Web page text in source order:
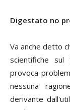
Digestato no
Va anche detto
scientifiche
provoca
nessuna
derivante